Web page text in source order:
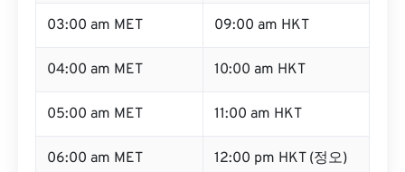
03:00 am MET 09:00 am HKT
04:00 am MET 10:00 am HKT
05:00 am MET 11:00 am HKT
06:00 am MET 12:00 pm HKT (정오)